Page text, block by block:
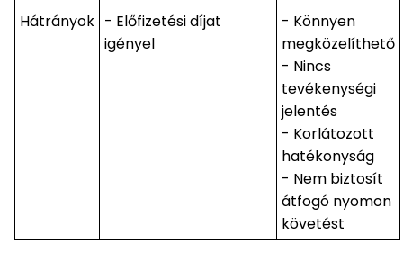
Hátrányok - Előfizetési díjat
igényel
- Könnyen
megközelíthető
- Nincs
tevékenységi
jelentés
- Korlátozott
hatékonyság
- Nem biztosít
átfogó nyomon
követést